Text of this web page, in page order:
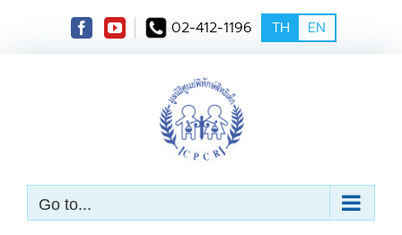
02-412-1196 TH EN
Go to...